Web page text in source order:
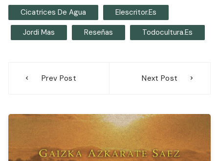
Cicatrices De Agua Elescritor.es
Jordi Mas Reseñas Todocultura.es
Prev Post Next Post